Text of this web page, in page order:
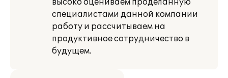
высоко оцениваем проделанную
специалистами данной компании
работу и рассчитываем на
продуктивное сотрудничество в
будущем.